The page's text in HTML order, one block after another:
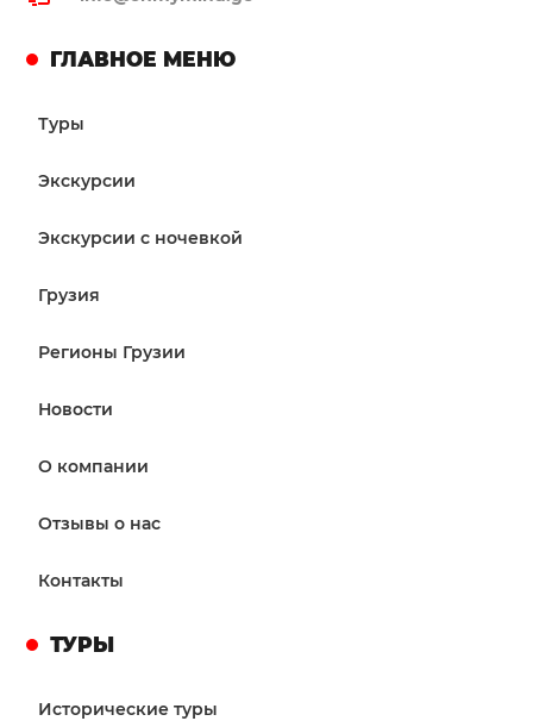
ГЛАВНОЕ МЕНЮ
Туры
Экскурсии
Экскурсии с ночевкой
Грузия
Регионы Грузии
Новости
О компании
Отзывы о нас
Контакты
ТУРЫ
Исторические туры